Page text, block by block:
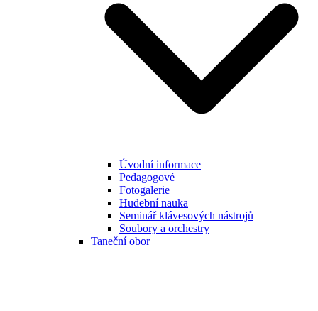
Úvodní informace
Pedagogové
Fotogalerie
Hudební nauka
Seminář klávesových nástrojů
Soubory a orchestry
Taneční obor